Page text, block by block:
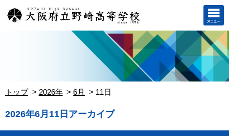
トップ 2026年 6月 11日
2026年6月11日アーカイブ